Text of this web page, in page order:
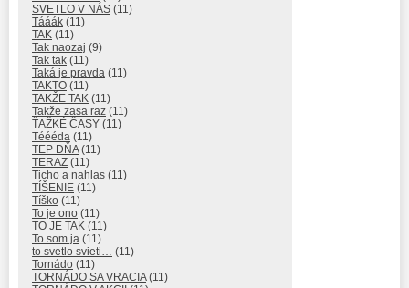
SVETLO V NÁS (11)
Tááák (11)
TAK (11)
Tak naozaj (9)
Tak tak (11)
Taká je pravda (11)
TAKTO (11)
TAKŽE TAK (11)
Takže zasa raz (11)
ŤAŽKÉ ČASY (11)
Téééda (11)
TEP DŇA(11)
TERAZ (11)
Ticho a nahlas (11)
TÍŠENIE (11)
Tíško (11)
To je ono (11)
TO JE TAK (11)
To som ja (11)
to svetlo svieti… (11)
Tornádo (11)
TORNÁDO SA VRACIA(11)